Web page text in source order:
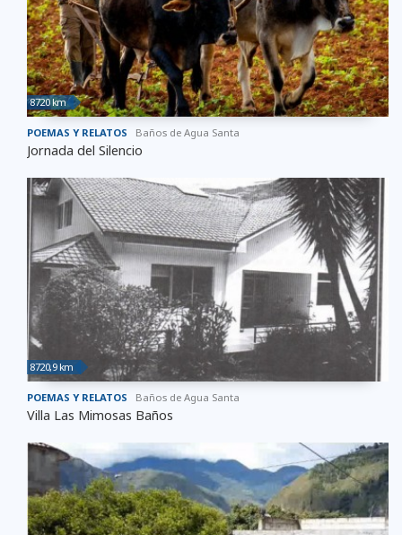
8720 km
POEMAS Y RELATOS Baños de Agua Santa
Jornada del Silencio
8720,9 km
POEMAS Y RELATOS Baños de Agua Santa
Villa Las Mimosas Baños